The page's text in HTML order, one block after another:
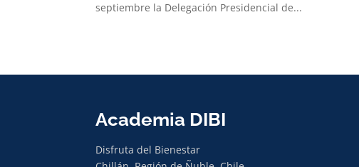
septiembre la Delegación Presidencial de...
Academia DIBI
Disfruta del Bienestar